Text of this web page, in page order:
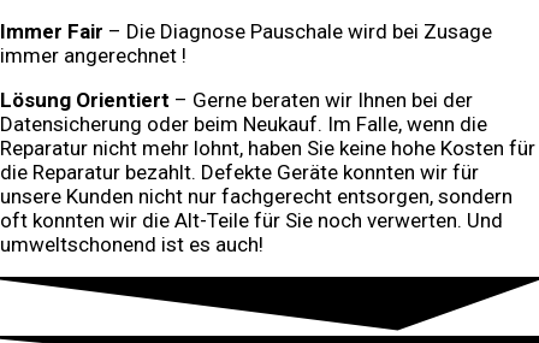
Immer Fair – Die Diagnose Pauschale wird bei Zusage
immer angerechnet !
Lösung Orientiert – Gerne beraten wir Ihnen bei der
Datensicherung oder beim Neukauf. Im Falle, wenn die
Reparatur nicht mehr lohnt, haben Sie keine hohe Kosten für
die Reparatur bezahlt. Defekte Geräte konnten wir für
unsere Kunden nicht nur fachgerecht entsorgen, sondern
oft konnten wir die Alt-Teile für Sie noch verwerten. Und
umweltschonend ist es auch!